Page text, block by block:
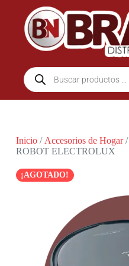
Inicio/ Accesorios de Hogar/
ROBOT ELECTROLUX
¡AGOTADO!